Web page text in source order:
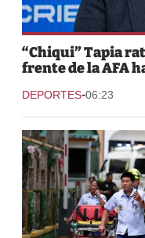
“Chiqui” Tapia
frente de la AFA
DEPORTES-06:23